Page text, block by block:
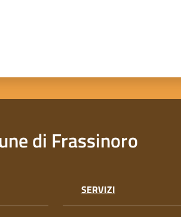
di Frassinoro
SERVIZI